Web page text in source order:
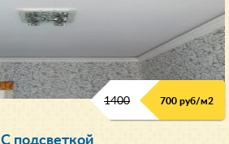
1400 700 руб/м2
С подсветкой